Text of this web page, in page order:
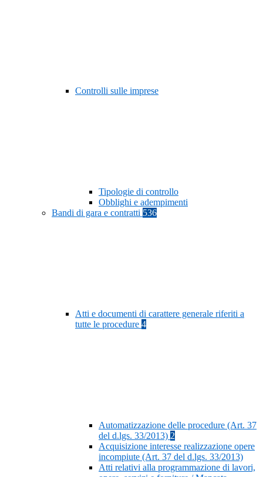
Controlli sulle imprese
Tipologie di controllo
Obblighi e adempimenti
Bandi di gara e contratti 536
Atti e documenti di carattere generale riferiti a
tutte le procedure 4
Automatizzazione delle procedure (Art. 37
del d.lgs. 33/2013) 2
Acquisizione interesse realizzazione opere
incompiute (Art. 37 del d.lgs. 33/2013)
Atti relativi alla programmazione di lavori,